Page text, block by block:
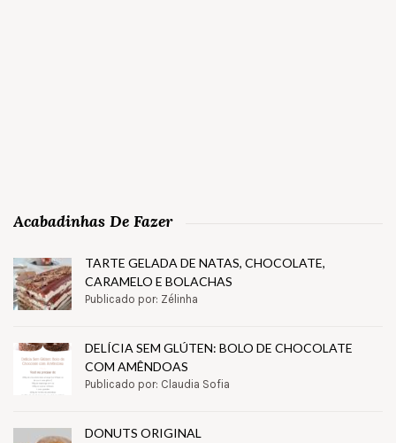
Acabadinhas De Fazer
TARTE GELADA DE NATAS, CHOCOLATE,
CARAMELO E BOLACHAS
Publicado por: Zélinha
DELÍCIA SEM GLÚTEN: BOLO DE CHOCOLATE
COM AMÊNDOAS
Publicado por: Claudia Sofia
DONUTS ORIGINAL